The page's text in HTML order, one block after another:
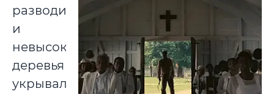
разводил,
и
невысокие
деревья
укрывал,